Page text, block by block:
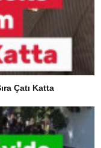
Çatı Katta